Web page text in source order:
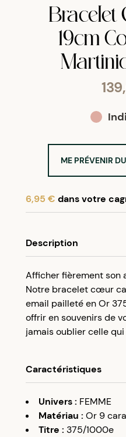
Bracelet
19cm
ME PRÉVENIR
6,95 € dans votre
compte client et
votre cagnotte fidélité
Utilisez votre cagnotte
prochaine commande
Description
Afficher fièrement son
Notre bracelet cœur
email pailleté en Or
offrir en souvenirs de
jamais oublier celle
Caractéristiques
Univers: FEMME
Matériau : Or 9
Titre : 375/1000e